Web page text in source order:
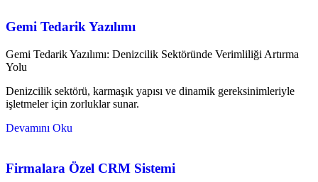
Gemi Tedarik Yazılımı
Gemi Tedarik Yazılımı: Denizcilik Sektöründe Verimliliği Artırma
Yolu
Denizcilik sektörü, karmaşık yapısı ve dinamik gereksinimleriyle
işletmeler için zorluklar sunar.
Devamını Oku
Firmalara Özel CRM Sistemi